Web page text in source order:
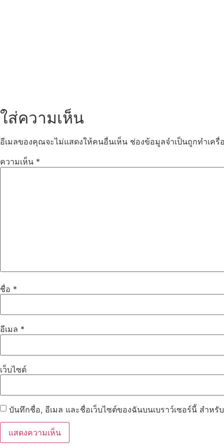
ใส่ความเห็น
อีเมลของคุณจะไม่แสดงให้คนอื่นเห็น ช่องข้อมูลจำเป็นถูกทำเครื่
ความเห็น *
ชื่อ *
อีเมล *
เว็บไซต์
บันทึกชื่อ, อีเมล และชื่อเว็บไซต์ของฉันบนเบราว์เซอร์นี้ สำหรั